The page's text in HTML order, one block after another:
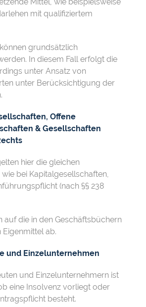
mit qualifiziertem
grundsätzlich
In diesem Fall erfolgt die
unter Ansatz von
unter Berücksichtigung der
Offene
& Gesellschaften
hier die gleichen
bei Kapitalgesellschaften,
(nach §§ 238
auf die in den Geschäftsbüchern
ab.
und Einzelunternehmen
und Einzelunternehmern ist
eine Insolvenz vorliegt oder
besteht.